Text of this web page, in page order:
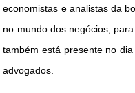
economistas e analistas da
no mundo dos negócios,
também está presente no
advogados.